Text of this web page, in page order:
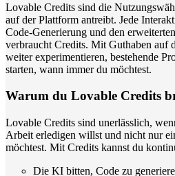
Lovable Credits sind die
auf der Plattform antreibt. Jede
Code-Generierung und den
verbraucht Credits. Mit Guthaben auf
weiter experimentieren, bestehende
starten, wann immer du möchtest.
Warum du Lovable Credits
Lovable Credits sind unerlässlich,
Arbeit erledigen willst und nicht nur
möchtest. Mit Credits kannst du
Die KI bitten, Code zu